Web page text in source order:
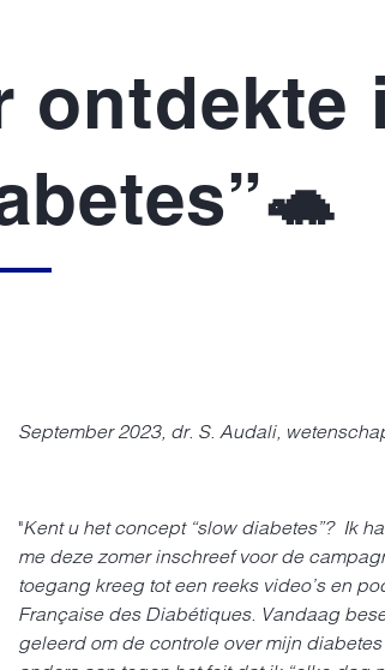
ontdekte
September 2023, dr. S. Audali,
"Kent u het concept “slow diabetes”? Ik
me deze zomer inschreef voor de
toegang kreeg tot een reeks video’s en
Française des Diabétiques. Vandaag
geleerd om de controle over mijn